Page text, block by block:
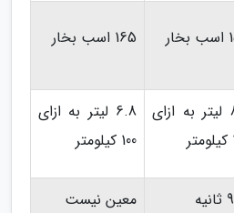
165 اسب بخار
8.1 لیتر به ازای
6.8 لیتر به ازای
100 کیلومتر
معین نیست